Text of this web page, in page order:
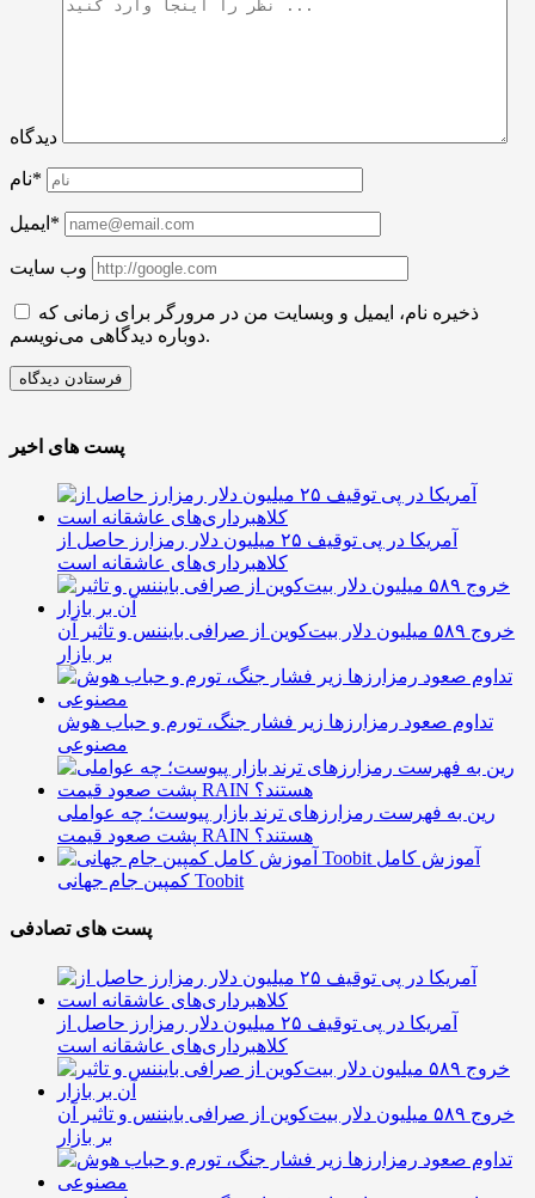
دیدگاه
نام*
ایمیل*
وب سایت
ذخیره نام، ایمیل و وبسایت من در مرورگر برای زمانی که
دوباره دیدگاهی می‌نویسم.
پست های اخیر
آمریکا در پی توقیف ۲۵ میلیون دلار رمزارز حاصل از
کلاهبرداری‌های عاشقانه است
خروج ۵۸۹ میلیون دلار بیت‌کوین از صرافی بایننس و تاثیر آن
بر بازار
تداوم صعود رمزارزها زیر فشار جنگ، تورم و حباب هوش
مصنوعی
رین به فهرست رمزارزهای ترند بازار پیوست؛ چه عواملی
پشت صعود قیمت RAIN هستند؟
آموزش کامل
کمپین جام جهانی Toobit
پست های تصادفی
آمریکا در پی توقیف ۲۵ میلیون دلار رمزارز حاصل از
کلاهبرداری‌های عاشقانه است
خروج ۵۸۹ میلیون دلار بیت‌کوین از صرافی بایننس و تاثیر آن
بر بازار